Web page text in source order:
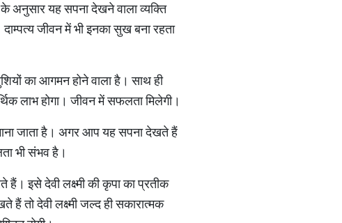
अनुसार यह सपना देखने वाला व्यक्ति
जीवन में भी इनका सुख बना रहता
का आगमन होने वाला है। साथ ही
लाभ होगा। जीवन में सफलता मिलेगी।
जाता है। अगर आप यह सपना देखते हैं
भी संभव है।
इसे देवी लक्ष्मी की कृपा का प्रतीक
तो देवी लक्ष्मी जल्द ही सकारात्मक